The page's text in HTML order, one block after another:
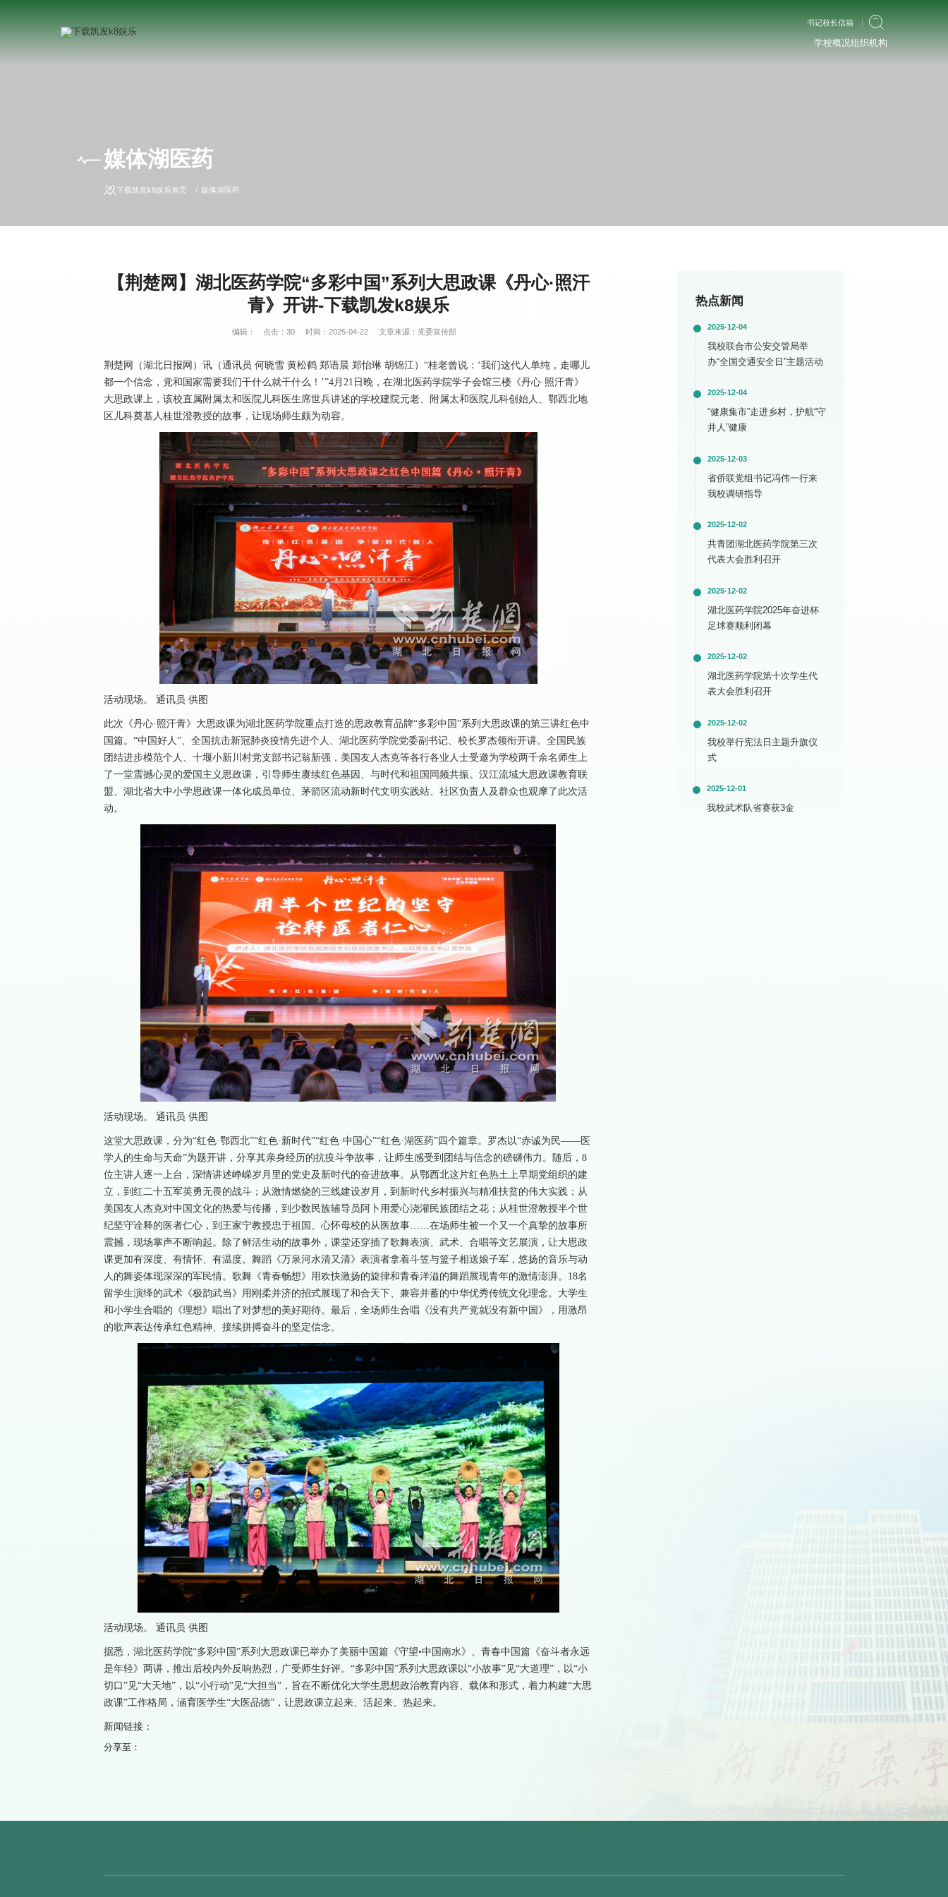
书记校长信箱
学校概况组织机构
媒体湖医药
下载凯发k8娱乐首页 媒体湖医药
【荆楚网】湖北医药学院“多彩中国”系列大思政课《丹心·照汗
青》开讲-下载凯发k8娱乐
编辑： 点击： 30 时间：2025-04-22 文章来源：党委宣传部
荆楚网（湖北日报网）讯（通讯员 何晓雪 黄松鹤 郑语晨 郑怡琳 胡锦江）“桂老曾说：‘我们这代人单纯，走哪儿
都一个信念，党和国家需要我们干什么就干什么！’”4月21日晚，在湖北医药学院学子会馆三楼《丹心·照汗青》
大思政课上，该校直属附属太和医院儿科医生席世兵讲述的学校建院元老、附属太和医院儿科创始人、鄂西北地
区儿科奠基人桂世澄教授的故事，让现场师生颇为动容。
活动现场。 通讯员 供图
此次《丹心·照汗青》大思政课为湖北医药学院重点打造的思政教育品牌“多彩中国”系列大思政课的第三讲红色中
国篇。“中国好人”、全国抗击新冠肺炎疫情先进个人、湖北医药学院党委副书记、校长罗杰领衔开讲。全国民族
团结进步模范个人、十堰小新川村党支部书记翁新强，美国友人杰克等各行各业人士受邀为学校两千余名师生上
了一堂震撼心灵的爱国主义思政课，引导师生赓续红色基因、与时代和祖国同频共振。汉江流域大思政课教育联
盟、湖北省大中小学思政课一体化成员单位、茅箭区流动新时代文明实践站、社区负责人及群众也观摩了此次活
动。
活动现场。 通讯员 供图
这堂大思政课，分为“红色·鄂西北”“红色·新时代”“红色·中国心”“红色·湖医药”四个篇章。罗杰以“赤诚为民——医
学人的生命与天命”为题开讲，分享其亲身经历的抗疫斗争故事，让师生感受到团结与信念的磅礴伟力。随后，8
位主讲人逐一上台，深情讲述峥嵘岁月里的党史及新时代的奋进故事。从鄂西北这片红色热土上早期党组织的建
立，到红二十五军英勇无畏的战斗；从激情燃烧的三线建设岁月，到新时代乡村振兴与精准扶贫的伟大实践；从
美国友人杰克对中国文化的热爱与传播，到少数民族辅导员阿卜用爱心浇灌民族团结之花；从桂世澄教授半个世
纪坚守诠释的医者仁心，到王家宁教授忠于祖国、心怀母校的从医故事……在场师生被一个又一个真挚的故事所
震撼，现场掌声不断响起。除了鲜活生动的故事外，课堂还穿插了歌舞表演、武术、合唱等文艺展演，让大思政
课更加有深度、有情怀、有温度。舞蹈《万泉河水清又清》表演者拿着斗笠与篮子相送娘子军，悠扬的音乐与动
人的舞姿体现深深的军民情。歌舞《青春畅想》用欢快激扬的旋律和青春洋溢的舞蹈展现青年的激情澎湃。18名
留学生演绎的武术《极韵武当》用刚柔并济的招式展现了和合天下、兼容并蓄的中华优秀传统文化理念。大学生
和小学生合唱的《理想》唱出了对梦想的美好期待。最后，全场师生合唱《没有共产党就没有新中国》，用激昂
的歌声表达传承红色精神、接续拼搏奋斗的坚定信念。
活动现场。 通讯员 供图
据悉，湖北医药学院“多彩中国”系列大思政课已举办了美丽中国篇《守望•中国南水》、青春中国篇《奋斗者永远
是年轻》两讲，推出后校内外反响热烈，广受师生好评。“多彩中国”系列大思政课以“小故事”见“大道理”，以“小
切口”见“大天地”，以“小行动”见“大担当”，旨在不断优化大学生思想政治教育内容、载体和形式，着力构建“大思
政课”工作格局，涵育医学生“大医品德”，让思政课立起来、活起来、热起来。
新闻链接：
分享至：
热点新闻
2025-12-04
我校联合市公安交管局举
办“全国交通安全日”主题活动
2025-12-04
“健康集市”走进乡村，护航“守
井人”健康
2025-12-03
省侨联党组书记冯伟一行来
我校调研指导
2025-12-02
共青团湖北医药学院第三次
代表大会胜利召开
2025-12-02
湖北医药学院2025年奋进杯
足球赛顺利闭幕
2025-12-02
湖北医药学院第十次学生代
表大会胜利召开
2025-12-02
我校举行宪法日主题升旗仪
式
2025-12-01
我校武术队省赛获3金